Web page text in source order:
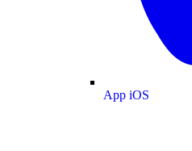
App iOS